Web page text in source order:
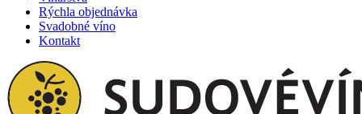
Rýchla objednávka
Svadobné víno
Kontakt